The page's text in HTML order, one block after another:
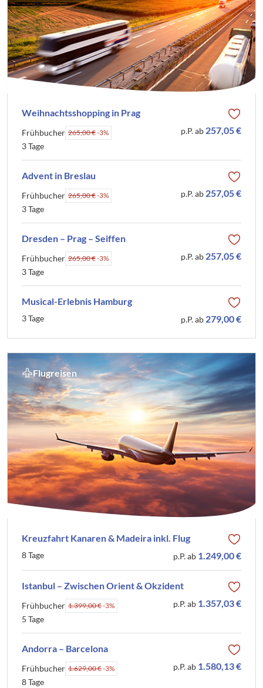
Weihnachtsshopping in Prag
Frühbucher 265,00 €-3%
3 Tage
p.P. ab 257,05 €
Advent in Breslau
Frühbucher 265,00 €-3%
3 Tage
p.P. ab 257,05 €
Dresden – Prag – Seiffen
Frühbucher 265,00 €-3%
3 Tage
p.P. ab 257,05 €
Musical-Erlebnis Hamburg
3 Tage p.P. ab 279,00 €
Flugreisen
Kreuzfahrt Kanaren & Madeira inkl. Flug
8 Tage p.P. ab 1.249,00 €
Istanbul – Zwischen Orient & Okzident
Frühbucher 1.399,00 €-3%
5 Tage
p.P. ab 1.357,03 €
Andorra – Barcelona
Frühbucher 1.629,00 €-3%
8 Tage
p.P. ab 1.580,13 €